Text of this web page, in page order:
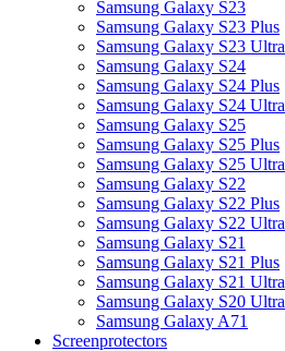
Samsung Galaxy S23
Samsung Galaxy S23 Plus
Samsung Galaxy S23 Ultra
Samsung Galaxy S24
Samsung Galaxy S24 Plus
Samsung Galaxy S24 Ultra
Samsung Galaxy S25
Samsung Galaxy S25 Plus
Samsung Galaxy S25 Ultra
Samsung Galaxy S22
Samsung Galaxy S22 Plus
Samsung Galaxy S22 Ultra
Samsung Galaxy S21
Samsung Galaxy S21 Plus
Samsung Galaxy S21 Ultra
Samsung Galaxy S20 Ultra
Samsung Galaxy A71
Screenprotectors